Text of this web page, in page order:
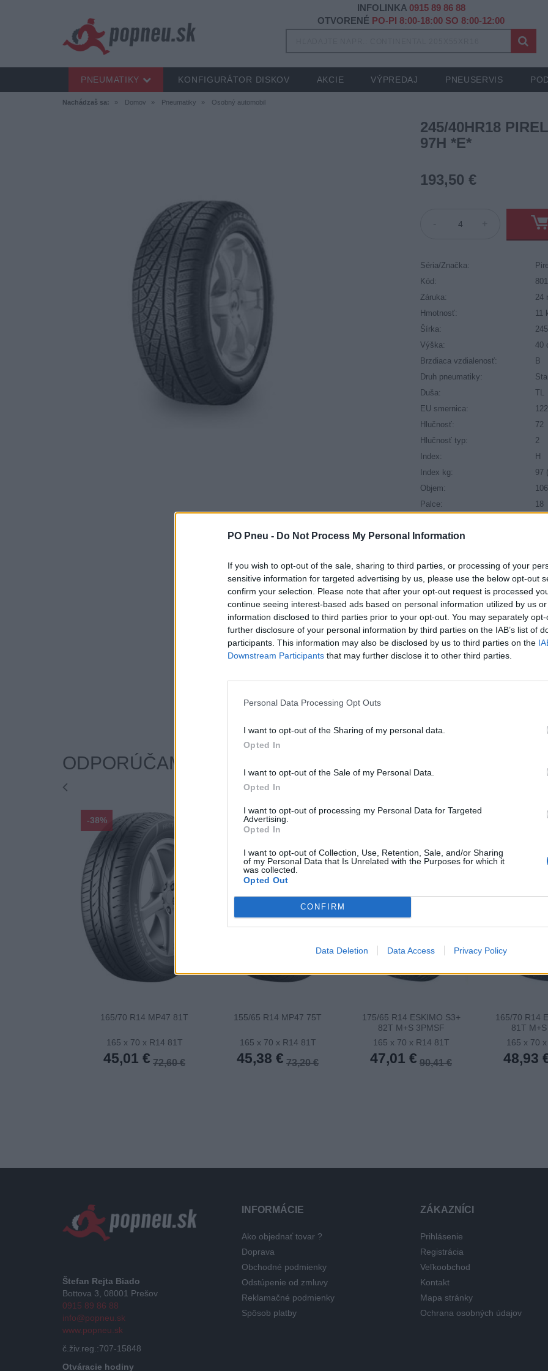
PO Pneu - Do Not Process My Personal Information
If you wish to opt-out of the sale, sharing to third parties, or processing of your
sensitive information for targeted advertising by us, please use the below opt-out
confirm your selection. Please note that after your opt-out request is processed
continue seeing interest-based ads based on personal information utilized by us
information disclosed to third parties prior to your opt-out. You may separately
further disclosure of your personal information by third parties on the IAB’s list of
participants. This information may also be disclosed by us to third parties on the
Downstream Participants that may further disclose it to other third parties.
Personal Data Processing Opt Outs
I want to opt-out of the Sharing of my personal data.
Opted In
I want to opt-out of the Sale of my Personal Data.
Opted In
I want to opt-out of processing my Personal Data for Targeted
Advertising.
Opted In
I want to opt-out of Collection, Use, Retention, Sale, and/or Sharing
of my Personal Data that Is Unrelated with the Purposes for which it
was collected.
Opted Out
CONFIRM
Data Deletion Data Access Privacy Policy
Nachádzaš sa: Domov Pneumatiky Osobný automobil
245/40HR18
97H *E*
193,50 €
Séria/Značka:
Kód:
Záruka:
24
Hmotnosť:
11
Šírka:
Výška:
40
Brzdiaca vzdialenosť:
B
Druh pneumatiky:
Duša:
TL
EU smernica:
Hlučnosť:
72
Hlučnosť typ:
2
Index:
H
Index kg:
97
Objem:
Palce:
18
Priľnavosť na mokru:
Ráfik:
Sezóna:
Spotreba paliva:
Trida vozu:
C1
Trieda vozu:
C1
Valivý odpor:
C
Zosilnenie:
XL
ODPORÚČAME
-38%
165/70 R14 MP47 81T
165 x 70 x R14 81T
45,01 € 72,60 €
155/65 R14 MP47 75T
165 x 70 x R14 81T
45,38 € 73,20 €
175/65 R14 ESKIMO S3+
82T M+S 3PMSF
165 x 70 x R14 81T
47,01 € 90,41 €
165/70 R14
81T
165 x 70
48,93
Štefan Rejta Biado
Bottova 3, 08001 Prešov
0915 89 86 88
info@popneu.sk
www.popneu.sk
č.živ.reg.:707-15848
Otváracie hodiny
INFORMÁCIE
Ako objednať tovar ?
Doprava
Obchodné podmienky
Odstúpenie od zmluvy
Reklamačné podmienky
Spôsob platby
ZÁKAZNÍCI
Prihlásenie
Registrácia
Veľkoobchod
Kontakt
Mapa stránky
Ochrana osobných údajov
INFOLINKA 0915 89 86 88
OTVORENÉ PO-PI 8:00-18:00 SO 8:00-12:00
PNEUMATIKY KONFIGURÁTOR DISKOV AKCIE VÝPREDAJ PNEUSERVIS